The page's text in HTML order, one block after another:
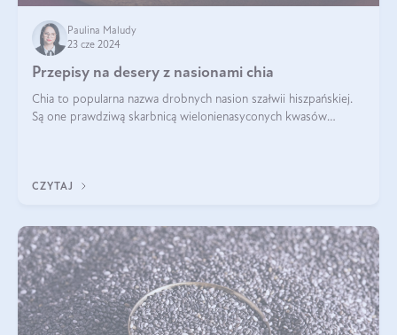
Paulina Maludy
23 cze 2024
Przepisy na desery z nasionami chia
Chia to popularna nazwa drobnych nasion szałwii hiszpańskiej.
Są one prawdziwą skarbnicą wielonienasyconych kwasów
CZYTAJ